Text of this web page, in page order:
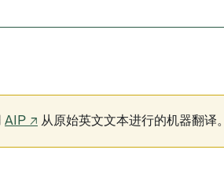
AIP ↗ 从原始英文文本进行的机器翻译。